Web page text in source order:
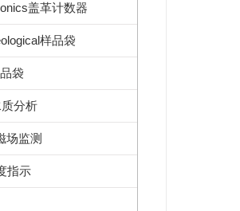
盖革计数器
样品袋
袋
分析
场监测
指示